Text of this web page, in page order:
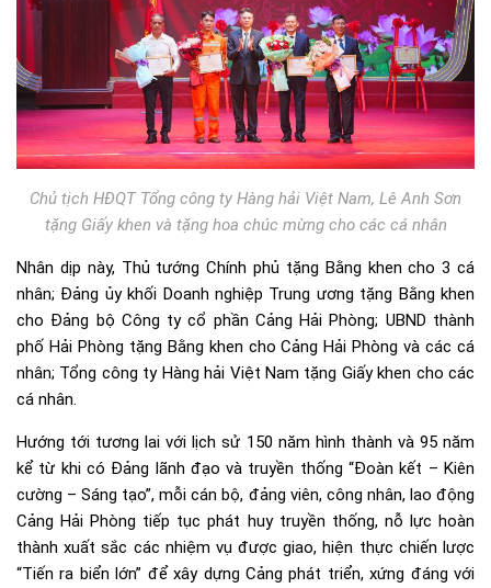
Chủ tịch HĐQT Tổng công ty Hàng hải Việt Nam, Lê Anh Sơn
tặng Giấy khen và tặng hoa chúc mừng cho các cá nhân
Nhân dịp này, Thủ tướng Chính phủ tặng Bằng khen cho 3 cá
nhân; Đảng ủy khối Doanh nghiệp Trung ương tặng Bằng khen
cho Đảng bộ Công ty cổ phần Cảng Hải Phòng; UBND thành
phố Hải Phòng tặng Bằng khen cho Cảng Hải Phòng và các cá
nhân; Tổng công ty Hàng hải Việt Nam tặng Giấy khen cho các
cá nhân.
Hướng tới tương lai với lịch sử 150 năm hình thành và 95 năm
kể từ khi có Đảng lãnh đạo và truyền thống “Đoàn kết – Kiên
cường – Sáng tạo”, mỗi cán bộ, đảng viên, công nhân, lao động
Cảng Hải Phòng tiếp tục phát huy truyền thống, nỗ lực hoàn
thành xuất sắc các nhiệm vụ được giao, hiện thực chiến lược
“Tiến ra biển lớn” để xây dựng Cảng phát triển, xứng đáng với